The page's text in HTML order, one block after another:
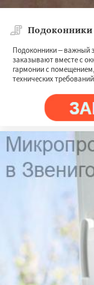
Подоконники
Подоконники – важный
заказывают вместе с
гармонии с
технических